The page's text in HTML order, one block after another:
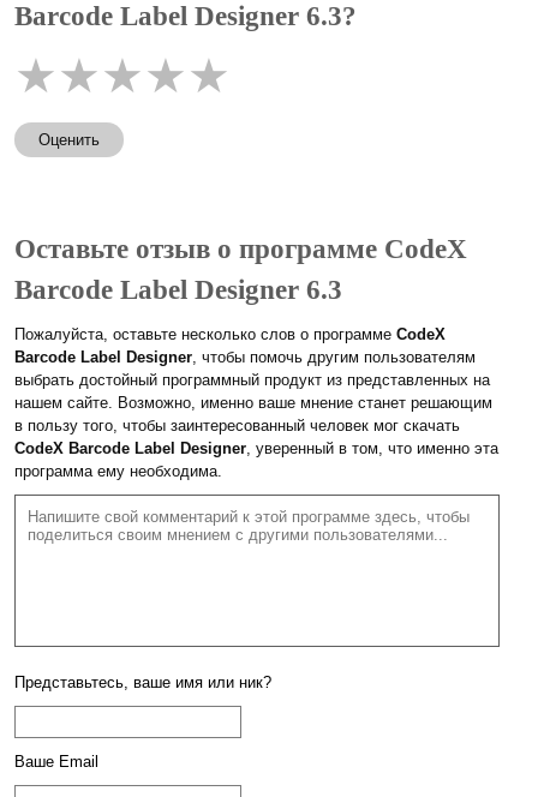
Barcode Label Designer 6.3?
★★★★★
Оценить
Оставьте отзыв о программе CodeX
Barcode Label Designer 6.3
Пожалуйста, оставьте несколько слов о программе CodeX
Barcode Label Designer, чтобы помочь другим пользователям
выбрать достойный программный продукт из представленных на
нашем сайте. Возможно, именно ваше мнение станет решающим
в пользу того, чтобы заинтересованный человек мог скачать
CodeX Barcode Label Designer, уверенный в том, что именно эта
программа ему необходима.
Представьтесь, ваше имя или ник?
Ваше Email